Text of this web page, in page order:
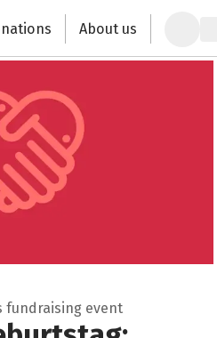
donation About us
fundraising event